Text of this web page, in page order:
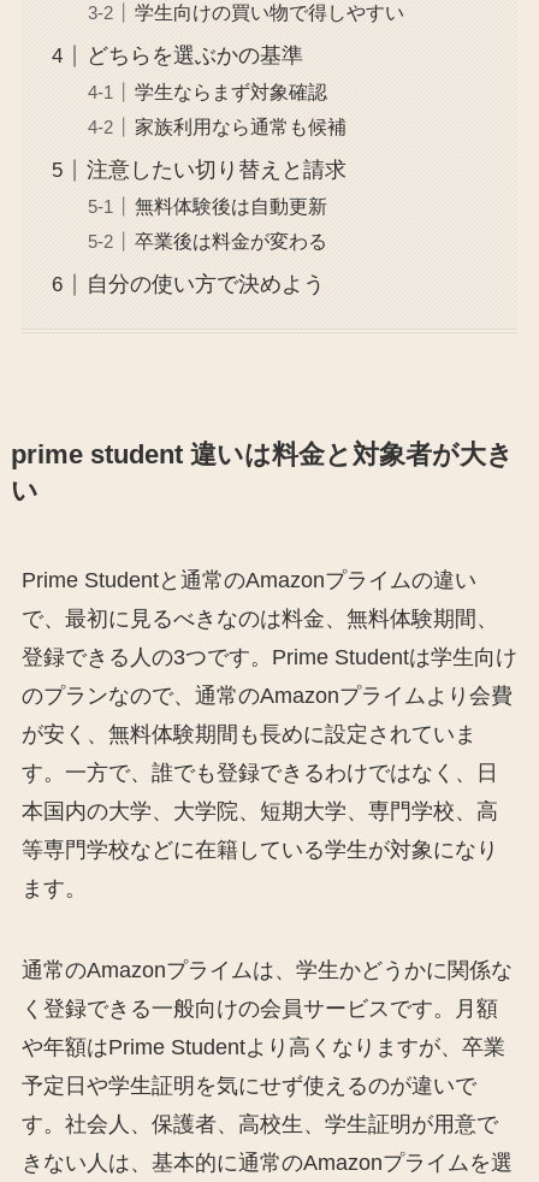
学生向けの買い物で得しやすい
どちらを選ぶかの基準
学生ならまず対象確認
家族利用なら通常も候補
注意したい切り替えと請求
無料体験後は自動更新
卒業後は料金が変わる
自分の使い方で決めよう
prime student 違いは料金と対象者が大き
い
Prime Studentと通常のAmazonプライムの違い
で、最初に見るべきなのは料金、無料体験期間、
登録できる人の3つです。Prime Studentは学生向け
のプランなので、通常のAmazonプライムより会費
が安く、無料体験期間も長めに設定されていま
す。一方で、誰でも登録できるわけではなく、日
本国内の大学、大学院、短期大学、専門学校、高
等専門学校などに在籍している学生が対象になり
ます。
通常のAmazonプライムは、学生かどうかに関係な
く登録できる一般向けの会員サービスです。月額
や年額はPrime Studentより高くなりますが、卒業
予定日や学生証明を気にせず使えるのが違いで
す。社会人、保護者、高校生、学生証明が用意で
きない人は、基本的に通常のAmazonプライムを選